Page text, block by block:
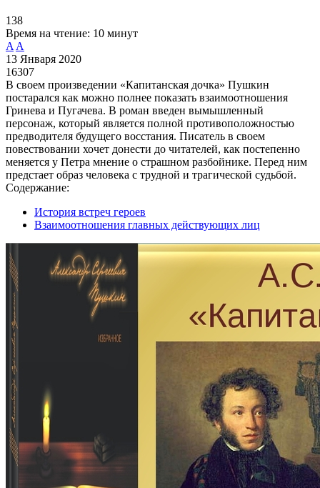
138
Время на чтение: 10 минут
A A
13 Января 2020
16307
В своем произведении «Капитанская дочка» Пушкин
постарался как можно полнее показать взаимоотношения
Гринева и Пугачева. В роман введен вымышленный
персонаж, который является полной противоположностью
предводителя будущего восстания. Писатель в своем
повествовании хочет донести до читателей, как постепенно
меняется у Петра мнение о страшном разбойнике. Перед ним
предстает образ человека с трудной и трагической судьбой.
Содержание:
История встреч героев
Взаимоотношения главных действующих лиц